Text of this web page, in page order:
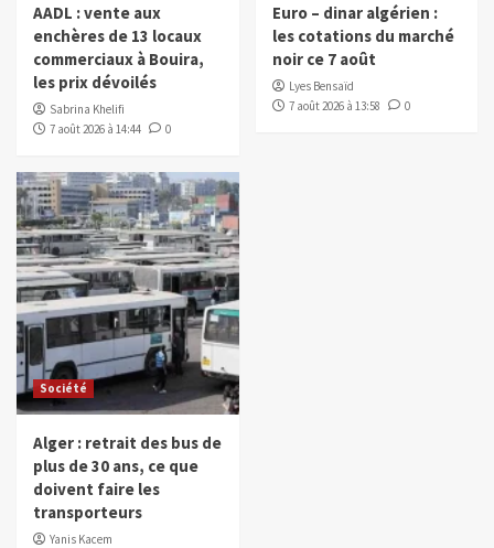
AADL : vente aux
enchères de 13 locaux
commerciaux à Bouira,
les prix dévoilés
Sabrina Khelifi
7 août 2026 à 14:44
0
Euro – dinar algérien :
les cotations du marché
noir ce 7 août
Lyes Bensaïd
7 août 2026 à 13:58
0
Société
Alger : retrait des bus de
plus de 30 ans, ce que
doivent faire les
transporteurs
Yanis Kacem